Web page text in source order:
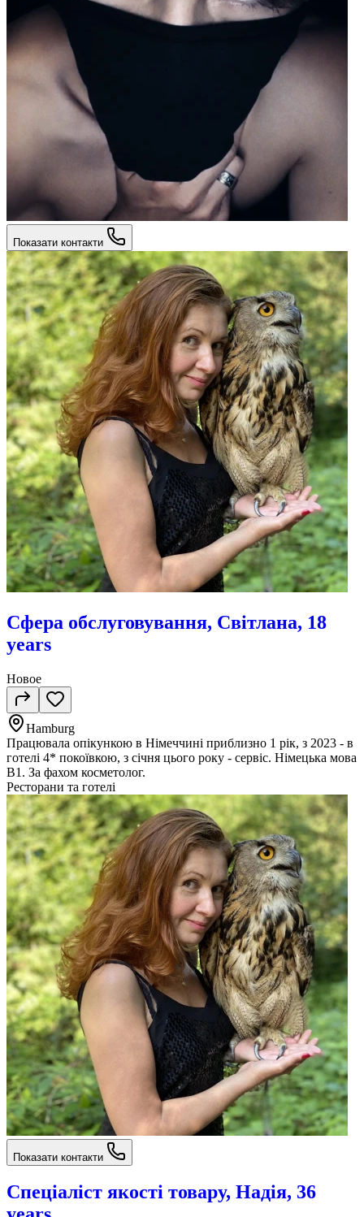
Показати контакти
Сфера обслуговування, Світлана, 18
years
Новое
Hamburg
Працювала опікункою в Німеччині приблизно 1 рік, з 2023 - в
готелі 4* покоївкою, з січня цього року - сервіс. Німецька мова
В1. За фахом косметолог.
Ресторани та готелі
Показати контакти
Спеціаліст якості товару, Надія, 36